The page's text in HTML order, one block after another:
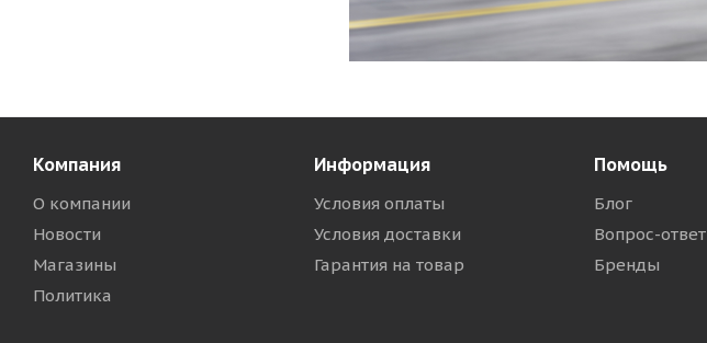
Компания
О компании
Новости
Магазины
Политика
Информация
Условия оплаты
Условия доставки
Гарантия на товар
Помощь
Блог
Вопрос-ответ
Бренды